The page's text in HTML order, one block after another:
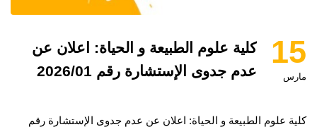
15
مارس
كلية علوم الطبيعة و الحياة: اعلان عن
عدم جدوى الإستشارة رقم 2026/01
كلية علوم الطبيعة و الحياة: اعلان عن عدم جدوى الإستشارة رقم